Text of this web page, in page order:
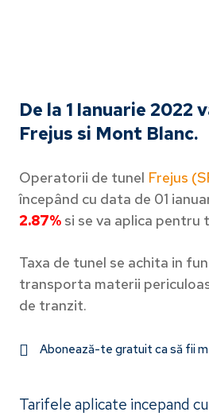
De la 1 Ianuarie
Frejus si Mont Blanc.
Operatorii de tunel Frejus
începând cu data de 01
2.87% si se va aplica pentru
Taxa de tunel se achita in
transporta materii
de tranzit.
Abonează-te gratuit ca să fii
Tarifele aplicate incepand